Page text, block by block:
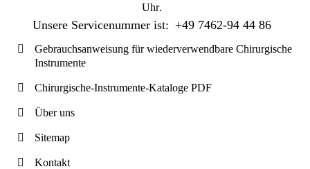
Uhr.
Unsere Servicenummer ist: +49 7462-94 44 86
Gebrauchsanweisung für wiederverwendbare Chirurgische
Instrumente
Chirurgische-Instrumente-Kataloge PDF
Über uns
Sitemap
Kontakt